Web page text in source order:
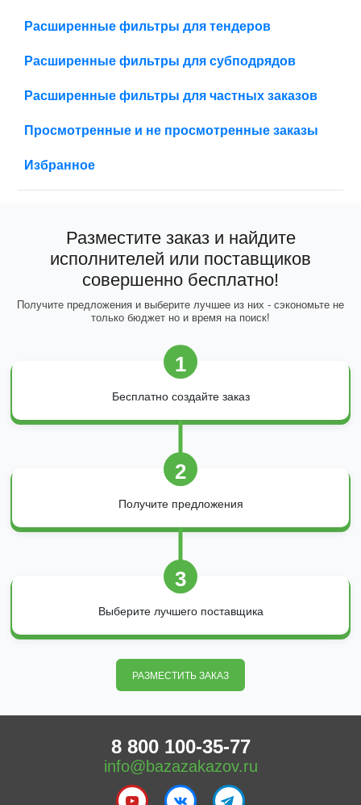
Расширенные фильтры для тендеров
Расширенные фильтры для субподрядов
Расширенные фильтры для частных заказов
Просмотренные и не просмотренные заказы
Избранное
Разместите заказ и найдите
исполнителей или поставщиков
совершенно бесплатно!
Получите предложения и выберите лучшее из них - сэкономьте не
только бюджет но и время на поиск!
1
Бесплатно создайте заказ
2
Получите предложения
3
Выберите лучшего поставщика
РАЗМЕСТИТЬ ЗАКАЗ
8 800 100-35-77
info@bazazakazov.ru